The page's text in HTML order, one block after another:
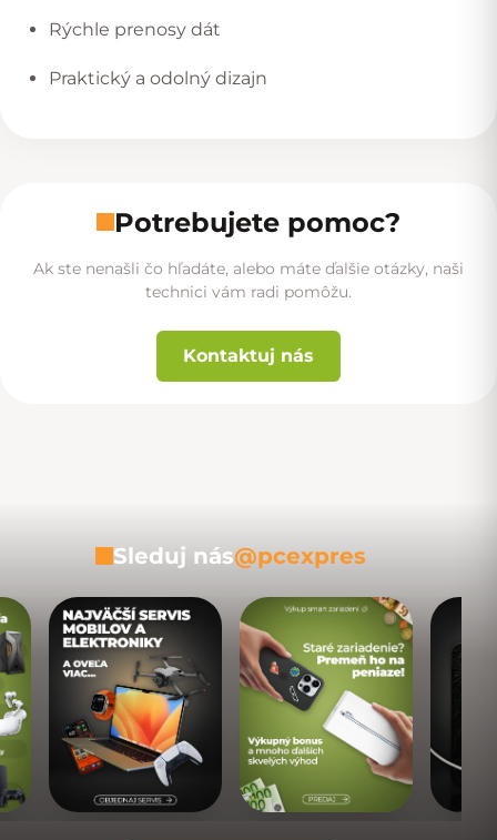
Rýchle prenosy dát
Praktický a odolný dizajn
Potrebujete pomoc?
Ak ste nenašli čo hľadáte, alebo máte ďalšie otázky, naši
technici vám radi pomôžu.
Kontaktuj nás
Sleduj nás@pcexpres